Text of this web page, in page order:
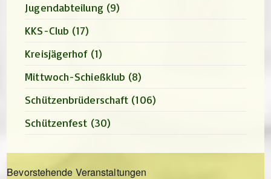
Jugendabteilung (9)
KKS-Club (17)
Kreisjägerhof (1)
Mittwoch-Schießklub (8)
Schützenbrüderschaft (106)
Schützenfest (30)
Bevorstehende Veranstaltungen